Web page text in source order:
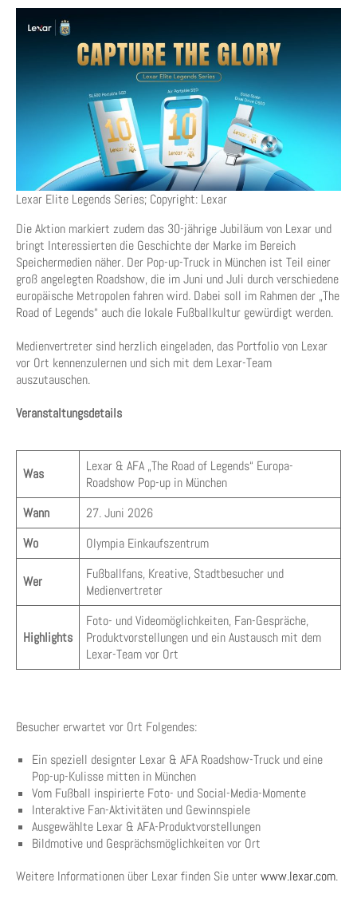
Lexar Elite Legends Series; Copyright: Lexar
Die Aktion markiert zudem das 30-jährige Jubiläum von Lexar und
bringt Interessierten die Geschichte der Marke im Bereich
Speichermedien näher. Der Pop-up-Truck in München ist Teil einer
groß angelegten Roadshow, die im Juni und Juli durch verschiedene
europäische Metropolen fahren wird. Dabei soll im Rahmen der „The
Road of Legends“ auch die lokale Fußballkultur gewürdigt werden.
Medienvertreter sind herzlich eingeladen, das Portfolio von Lexar
vor Ort kennenzulernen und sich mit dem Lexar-Team
auszutauschen.
Veranstaltungsdetails
Was
Lexar & AFA „The Road of Legends“ Europa-
Roadshow Pop-up in München
Wann
27. Juni 2026
Wo
Olympia Einkaufszentrum
Wer
Fußballfans, Kreative, Stadtbesucher und
Medienvertreter
Highlights
Foto- und Videomöglichkeiten, Fan-Gespräche,
Produktvorstellungen und ein Austausch mit dem
Lexar-Team vor Ort
Besucher erwartet vor Ort Folgendes:
Ein speziell designter Lexar & AFA Roadshow-Truck und eine
Pop-up-Kulisse mitten in München
Vom Fußball inspirierte Foto- und Social-Media-Momente
Interaktive Fan-Aktivitäten und Gewinnspiele
Ausgewählte Lexar & AFA-Produktvorstellungen
Bildmotive und Gesprächsmöglichkeiten vor Ort
Weitere Informationen über Lexar finden Sie unterwww.lexar.com.